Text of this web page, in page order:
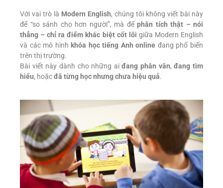
Với vai trò là Modern English, chúng tôi không viết bài này
để “so sánh cho hơn người”, mà để phân tích thật – nói
thẳng – chỉ ra điểm khác biệt cốt lõi giữa Modern English
và các mô hình khóa học tiếng Anh online đang phổ biến
trên thị trường.
Bài viết này dành cho những aiđang phân vân,đang tìm
hiểu, hoặcđã từng học nhưng chưa hiệu quả.